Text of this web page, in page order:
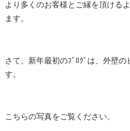
より多くのお客様とご縁を頂ける
ます。
さて、新年最初のﾌﾞﾛｸﾞは、外壁
す。
こちらの写真をご覧ください。